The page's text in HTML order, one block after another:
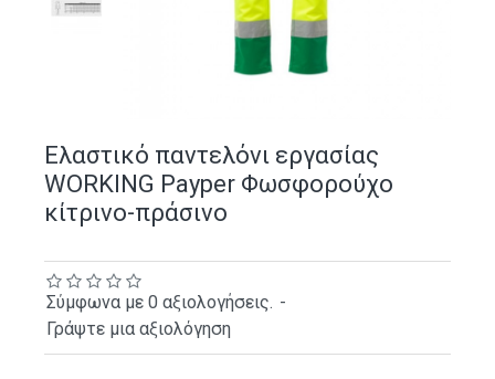
Ελαστικό παντελόνι εργασίας
WORKING Payper Φωσφορούχο
κίτρινο-πράσινο
Σύμφωνα με 0 αξιολογήσεις. -
Γράψτε μια αξιολόγηση